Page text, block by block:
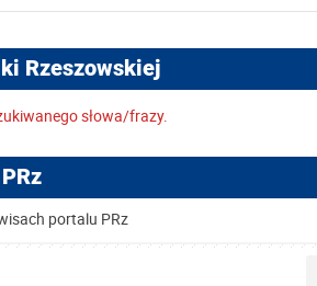
Rzeszowskiej
słowa/frazy.
portalu PRz